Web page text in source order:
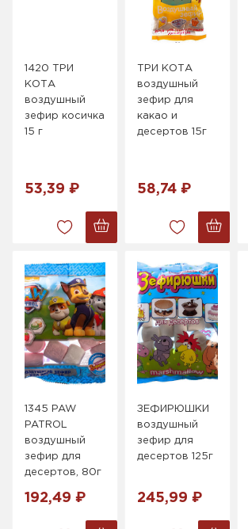
1420 ТРИ
КОТА
воздушный
зефир косичка
15 г
53,39 ₽
ТРИ КОТА
воздушный
зефир для
какао и
десертов 15г
58,74 ₽
1345 PAW
PATROL
воздушный
зефир для
десертов, 80г
192,49 ₽
ЗЕФИРЮШКИ
воздушный
зефир для
десертов 125г
245,99 ₽